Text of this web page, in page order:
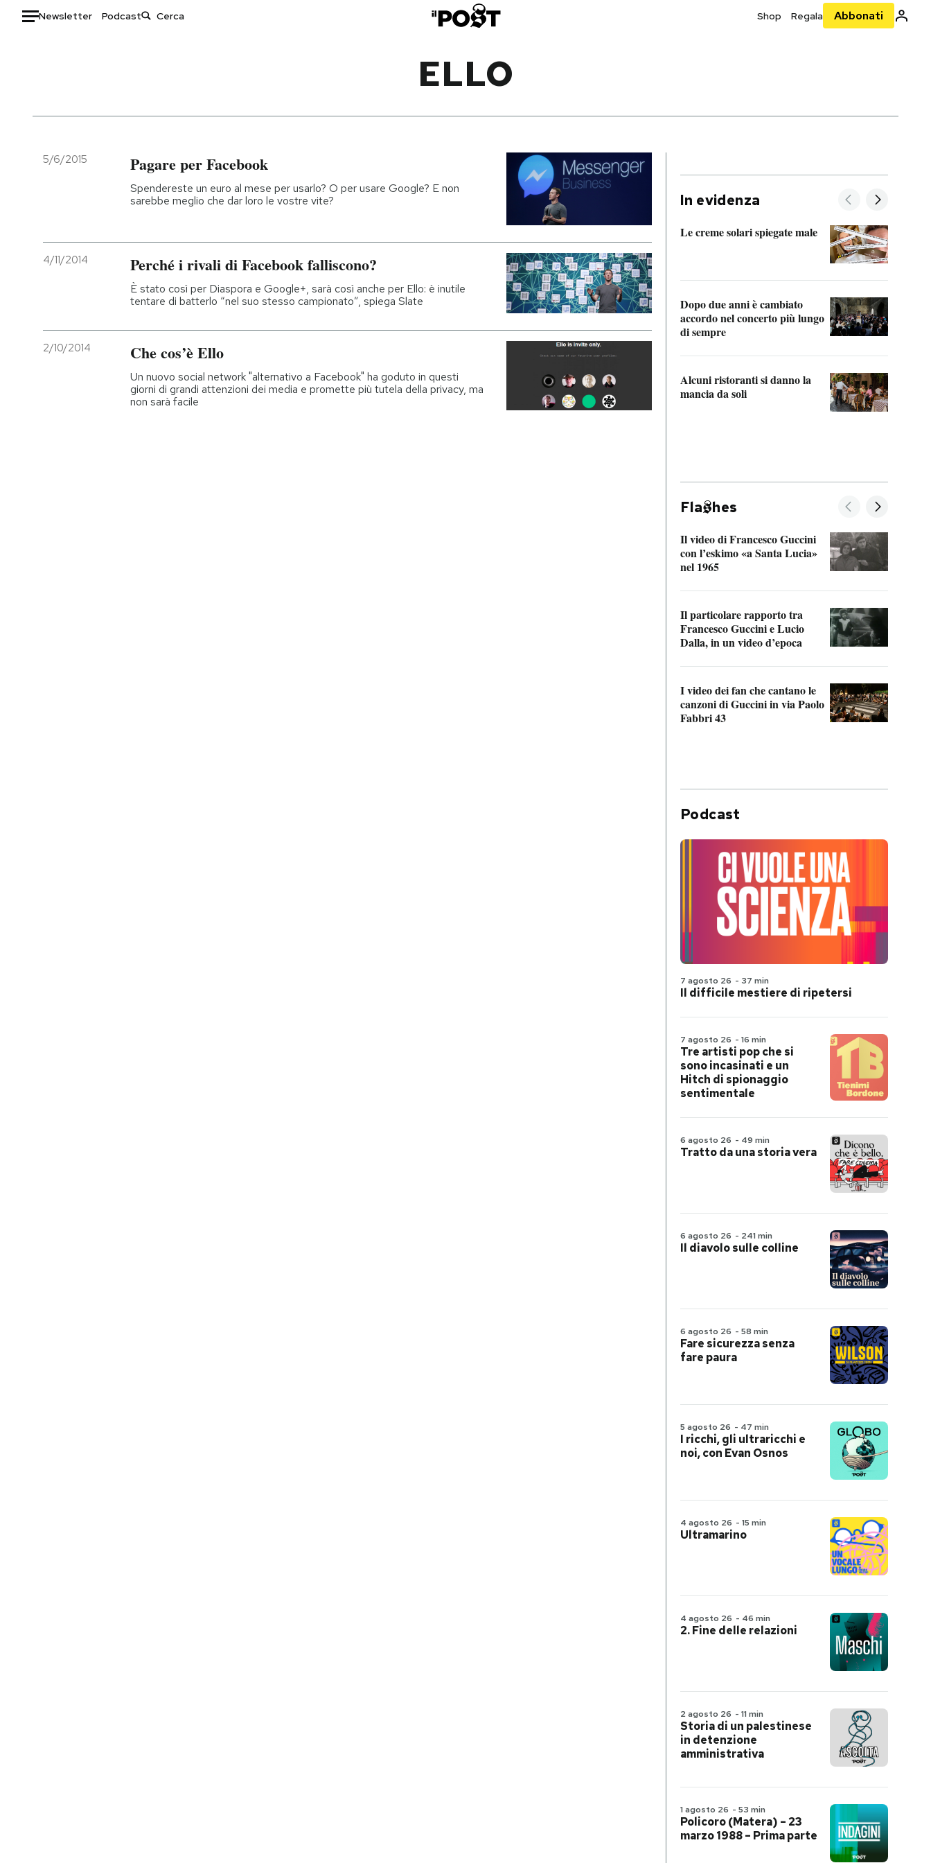
Newsletter Podcast Shop Regala Abbonati
Italia
Politica
Economia
Moda
Storie/Idee
Ok Boomer!
ELLO
5/6/2015 Pagare per Facebook
Spendereste un euro al mese per usarlo? O per usare Google? E non
sarebbe meglio che dar loro le vostre vite?
4/11/2014 Perché i rivali di Facebook falliscono?
È stato così per Diaspora e Google+, sarà così anche per Ello: è inutile
tentare di batterlo “nel suo stesso campionato”, spiega Slate
2/10/2014 Che cos’è Ello
Un nuovo social network "alternativo a Facebook" ha goduto in questi
giorni di grandi attenzioni dei media e promette più tutela della privacy, ma
non sarà facile
In evidenza
Le creme solari spiegate male
Dopo due anni è cambiato
accordo nel concerto più lungo
di sempre
Alcuni ristoranti si danno la
mancia da soli
Fla hes
Il video di Francesco Guccini
con l’eskimo «a Santa Lucia»
nel 1965
Il particolare rapporto tra
Francesco Guccini e Lucio
Dalla, in un video d’epoca
I video dei fan che cantano le
canzoni di Guccini in via Paolo
Fabbri 43
Podcast
7 agosto 26 - 37 min
Il difficile mestiere di ripetersi
7 agosto 26 - 16 min
Tre artisti pop che si
sono incasinati e un
Hitch di spionaggio
sentimentale
6 agosto 26 - 49 min
Tratto da una storia vera
6 agosto 26 - 241 min
Il diavolo sulle colline
6 agosto 26 - 58 min
Fare sicurezza senza
fare paura
5 agosto 26 - 47 min
I ricchi, gli ultraricchi e
noi, con Evan Osnos
4 agosto 26 - 15 min
Ultramarino
4 agosto 26 - 46 min
2. Fine delle relazioni
2 agosto 26 - 11 min
Storia di un palestinese
in detenzione
amministrativa
1 agosto 26 - 53 min
Policoro (Matera) – 23
marzo 1988 – Prima parte